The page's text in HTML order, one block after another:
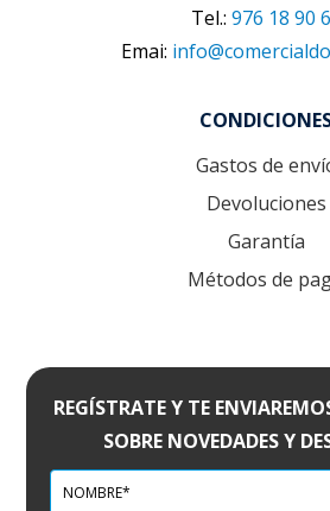
Tel.: 976 18 90
Emai:
Gastos de
Devoluciones
Garantía
Métodos de
REGÍSTRATE Y TE
SOBRE NOVEDADES Y